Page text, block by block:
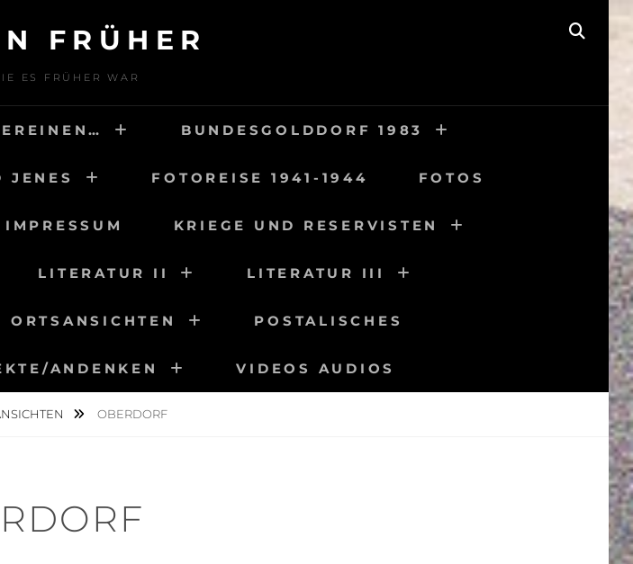
FRÜHER
ES FRÜHER WAR
BUNDESGOLDDORF 1983
JENES FOTOREISE 1941-1944 FOTOS
IMPRESSUM KRIEGE UND RESERVISTEN
LITERATUR II LITERATUR III
ORTSANSICHTEN POSTALISCHES
ANDENKEN VIDEOS AUDIOS
OBERDORF